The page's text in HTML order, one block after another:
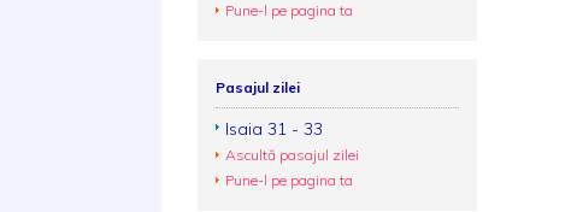
Pune-l pe pagina ta
Pasajul zilei
Isaia 31 - 33
Ascultă pasajul zilei
Pune-l pe pagina ta